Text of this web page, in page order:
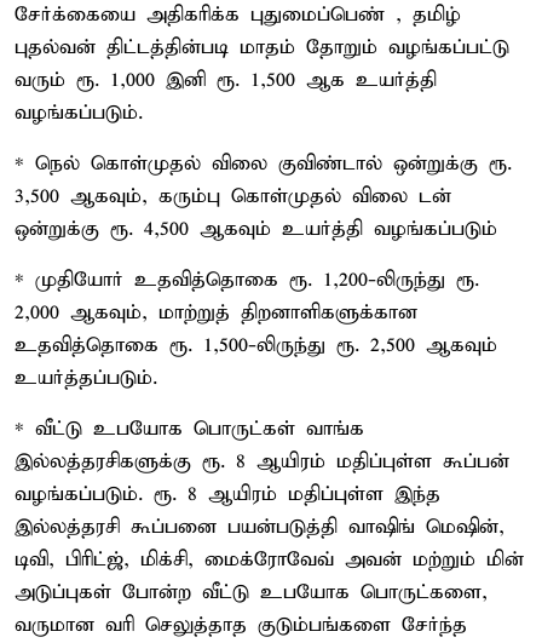
சேர்க்கையை அதிகரிக்க புதுமைப்பெண் , தமிழ்
புதல்வன் திட்டத்தின்படி மாதம் தோறும் வழங்கப்பட்டு
வரும் ரூ. 1,000 இனி ரூ. 1,500 ஆக உயர்த்தி
வழங்கப்படும்.
* நெல் கொள்முதல் விலை குவிண்டால் ஒன்றுக்கு ரூ.
3,500 ஆகவும், கரும்பு கொள்முதல் விலை டன்
ஒன்றுக்கு ரூ. 4,500 ஆகவும் உயர்த்தி வழங்கப்படும்
* முதியோர் உதவித்தொகை ரூ. 1,200-லிருந்து ரூ.
2,000 ஆகவும், மாற்றுத் திறனாளிகளுக்கான
உதவித்தொகை ரூ. 1,500-லிருந்து ரூ. 2,500 ஆகவும்
உயர்த்தப்படும்.
* வீட்டு உபயோக பொருட்கள் வாங்க
இல்லத்தரசிகளுக்கு ரூ. 8 ஆயிரம் மதிப்புள்ள கூப்பன்
வழங்கப்படும். ரூ. 8 ஆயிரம் மதிப்புள்ள இந்த
இல்லத்தரசி கூப்பனை பயன்படுத்தி வாஷிங் மெஷின்,
டிவி, பிரிட்ஜ், மிக்சி, மைக்ரோவேவ் அவன் மற்றும் மின்
அடுப்புகள் போன்ற வீட்டு உபயோக பொருட்களை,
வருமான வரி செலுத்தாத குடும்பங்களை சேர்ந்த